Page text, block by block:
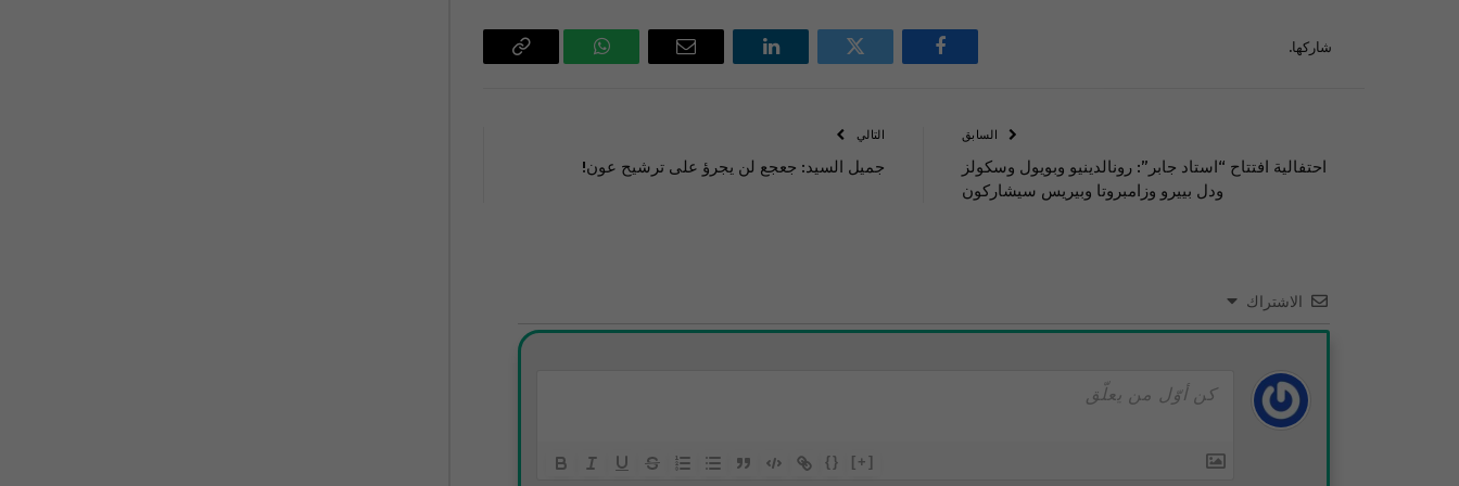
شاركها.
فيسبوك تويتر لينكدإن
البريد
واتساب
Copy
السابق
احتفالية افتتاح “استاد جابر”: رونالدينيو وبويول وسكولز
ودل بييرو وزامبروتا وبيريس سيشاركون
التالي
جميل السيد: جعجع لن يجرؤ على ترشيح عون!
الاشتراك
{} [+]